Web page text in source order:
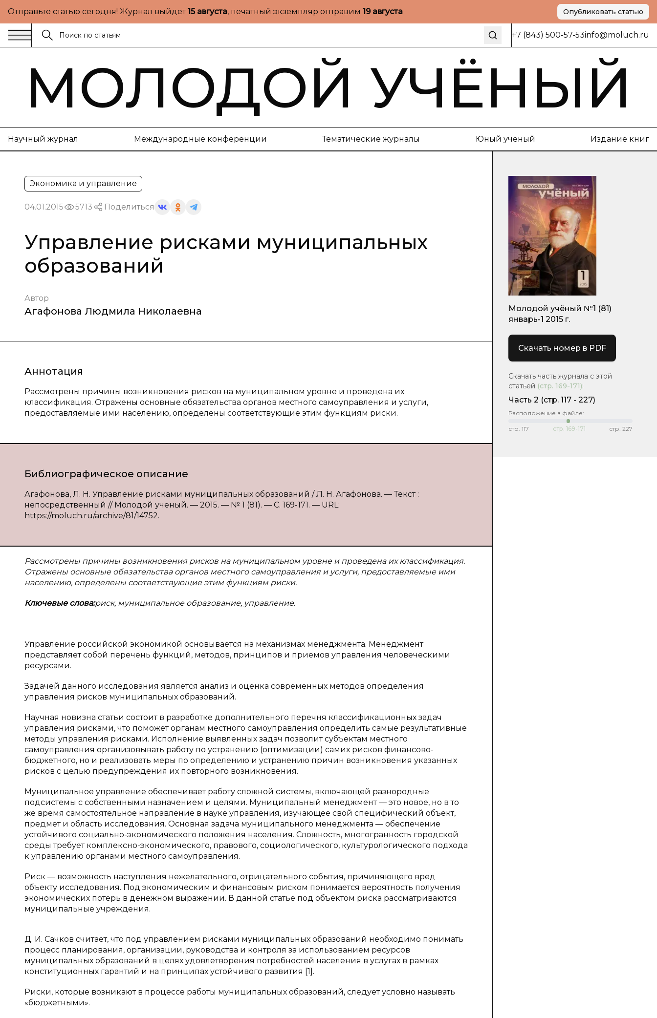
Отправьте статью сегодня! Журнал выйдет15 августа, печатный экземпляр отправим 19 августа Опубликовать статью
+7 (843) 500-57-53info@moluch.ru
МОЛОДОЙ УЧЁНЫЙ
Научный журнал Международные конференции Тематические журналы Юный ученый Издание книг
Экономика и управление
04.01.2015 5713 Поделиться
Управление рисками муниципальных
образований
Автор
Агафонова Людмила Николаевна
Аннотация
Рассмотрены причины возникновения рисков на муниципальном уровне и проведена их
классификация. Отражены основные обязательства органов местного самоуправления и услуги,
предоставляемые ими населению, определены соответствующие этим функциям риски.
Библиографическое описание
Агафонова, Л. Н. Управление рисками муниципальных образований / Л. Н. Агафонова. — Текст :
непосредственный // Молодой ученый. — 2015. — № 1 (81). — С. 169-171. — URL:
https://moluch.ru/archive/81/14752.
Рассмотрены причины возникновения рисков на муниципальном уровне и проведена их классификация.
Отражены основные обязательства органов местного самоуправления и услуги, предоставляемые ими
населению, определены соответствующие этим функциям риски.
Ключевые слова:риск, муниципальное образование, управление.
Управление российской экономикой основывается на механизмах менеджмента. Менеджмент
представляет собой перечень функций, методов, принципов и приемов управления человеческими
ресурсами.
Задачей данного исследования является анализ и оценка современных методов определения
управления рисков муниципальных образований.
Научная новизна статьи состоит в разработке дополнительного перечня классификационных задач
управления рисками, что поможет органам местного самоуправления определить самые результативные
методы управления рисками. Исполнение выявленных задач позволит субъектам местного
самоуправления организовывать работу по устранению (оптимизации) самих рисков финансово-
бюджетного, но и реализовать меры по определению и устранению причин возникновения указанных
рисков с целью предупреждения их повторного возникновения.
Муниципальное управление обеспечивает работу сложной системы, включающей разнородные
подсистемы с собственными назначением и целями. Муниципальный менеджмент — это новое, но в то
же время самостоятельное направление в науке управления, изучающее свой специфический объект,
предмет и область исследования. Основная задача муниципального менеджмента — обеспечение
устойчивого социально-экономического положения населения. Сложность, многогранность городской
среды требует комплексно-экономического, правового, социологического, культурологического подхода
к управлению органами местного самоуправления.
Риск — возможность наступления нежелательного, отрицательного события, причиняющего вред
объекту исследования. Под экономическим и финансовым риском понимается вероятность получения
экономических потерь в денежном выражении. В данной статье под объектом риска рассматриваются
муниципальные учреждения.
Д. И. Сачков считает, что под управлением рисками муниципальных образований необходимо понимать
процесс планирования, организации, руководства и контроля за использованием ресурсов
муниципальных образований в целях удовлетворения потребностей населения в услугах в рамках
конституционных гарантий и на принципах устойчивого развития [1].
Риски, которые возникают в процессе работы муниципальных образований, следует условно называть
«бюджетными».
Молодой учёный №1 (81)
январь-1 2015 г.
Скачать номер в PDF
Скачать часть журнала с этой
статьей (стр. 169-171):
Часть 2 (cтр. 117 - 227)
Расположение в файле:
стр. 117 стр. 169-171 стр. 227